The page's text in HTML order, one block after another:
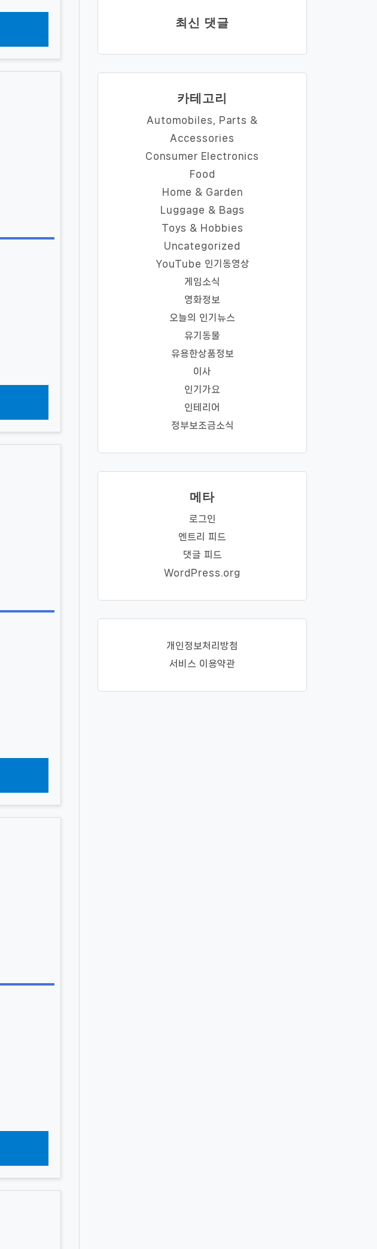
최신 댓글
카테고리
Automobiles, Parts &
Accessories
Consumer Electronics
Food
Home & Garden
Luggage & Bags
Toys & Hobbies
Uncategorized
YouTube 인기동영상
게임소식
영화정보
오늘의 인기뉴스
유기동물
유용한상품정보
이사
인기가요
인테리어
정부보조금소식
메타
로그인
엔트리 피드
댓글 피드
WordPress.org
개인정보처리방첨
서비스 이용약관